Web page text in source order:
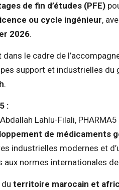
de fin d’études (PFE)
ou cycle ingénieur,
2026.
dans le cadre de
support et industrielles du
.
:
Lahlu-Filali,
de médicaments
industrielles modernes et
normes internationales de
duterritoire marocain et